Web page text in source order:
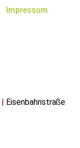
Impressum
| Eisenbahnstraße